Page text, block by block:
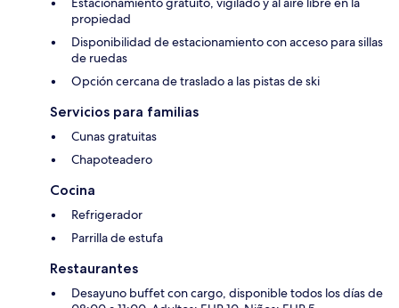
propiedad
Disponibilidad de estacionamiento con acceso para sillas
de ruedas
Opción cercana de traslado a las pistas de ski
Servicios para familias
Cunas gratuitas
Chapoteadero
Cocina
Refrigerador
Parrilla de estufa
Restaurantes
Desayuno buffet con cargo, disponible todos los días de